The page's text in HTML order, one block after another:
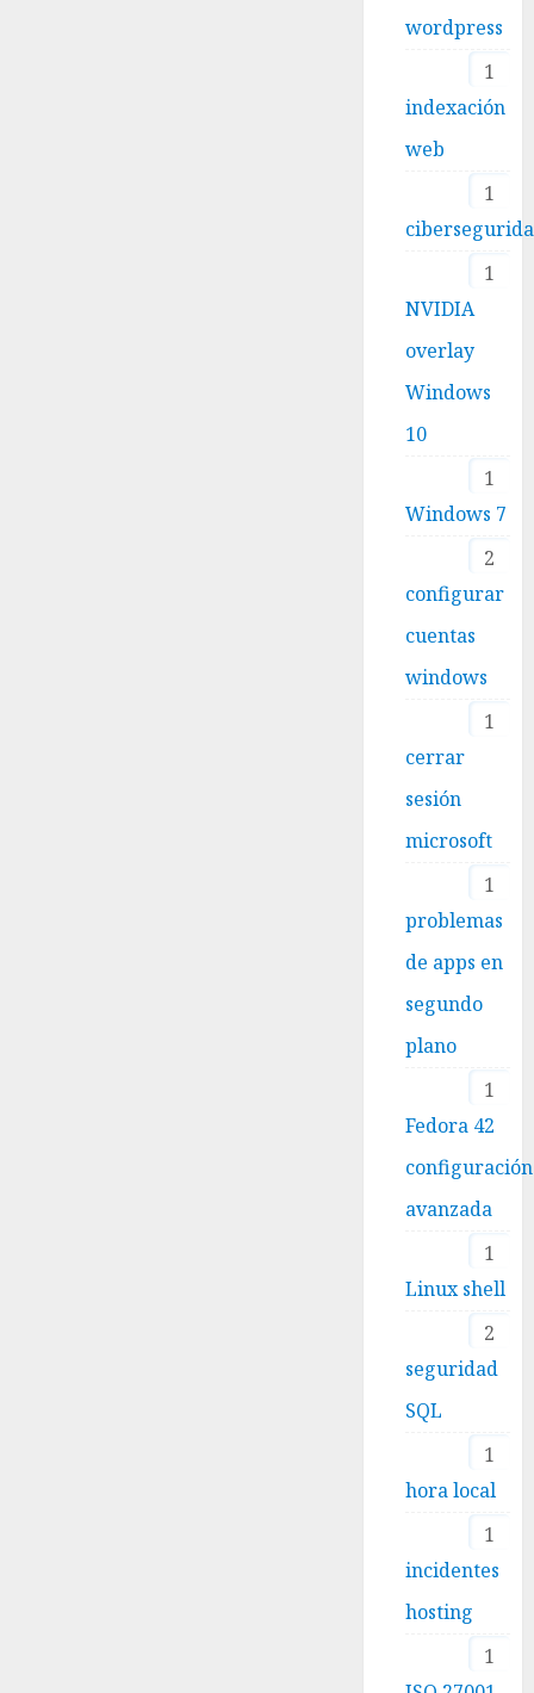
wordpress
1
indexación
web
1
1
NVIDIA
overlay
Windows
10
1
Windows 7
2
configurar
cuentas
windows
1
cerrar
sesión
microsoft
1
problemas
de apps en
segundo
plano
1
Fedora 42
configuración
avanzada
1
Linux shell
2
seguridad
SQL
1
hora local
1
incidentes
hosting
1